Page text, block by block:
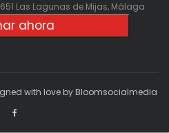
Las Lagunas de Mijas, Málaga
ahora
with love by Bloomsocialmedia